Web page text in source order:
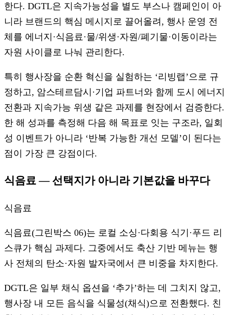
한다. DGTL은 지속가능성을 별도 부스나 캠페인이 아
니라 브랜드의 핵심 메시지로 끌어올려, 행사 운영 전
체를 에너지·식음료·물/위생·자원/폐기물·이동이라는
자원 사이클로 나눠 관리한다.
특히 행사장을 순환 혁신을 실험하는 ‘리빙랩’으로 규
정하고, 암스테르담시·기업 파트너와 함께 도시 에너지
전환과 지속가능 위생 같은 과제를 현장에서 검증한다.
한 해 성과를 측정해 다음 해 목표로 잇는 구조라, 일회
성 이벤트가 아니라 ‘반복 가능한 개선 모델’이 된다는
점이 가장 큰 강점이다.
식음료 — 선택지가 아니라 기본값을 바꾸다
식음료
식음료(그린박스 06)는 로컬 소싱·다회용 식기·푸드 리
스큐가 핵심 과제다. 그중에서도 축산 기반 메뉴는 행
사 전체의 탄소·자원 발자국에서 큰 비중을 차지한다.
DGTL은 일부 채식 옵션을 ‘추가’하는 데 그치지 않고,
행사장 내 모든 음식을 식물성(채식)으로 전환했다. 친